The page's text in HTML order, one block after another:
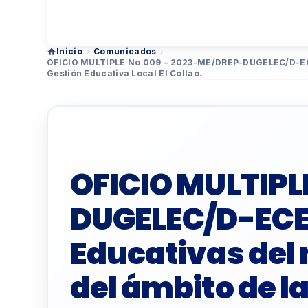
Inicio › Comunicados ›
OFICIO MULTIPLE No 009 – 2023-ME/DREP-
Gestión Educativa Local El Collao.
OFICIO
DUGELEC/D-
Educativas
del ámbito de